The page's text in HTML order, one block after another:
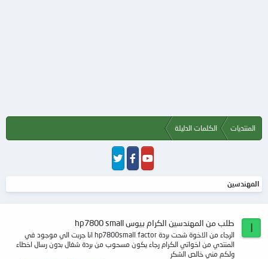
المنتديات الكلمات الدليلة
المهندسين
ا طلب من المهندسين الكرام بيوس hp7800 small
الرجاء من الاخوة شحت بردة hp7800small factor انا جربت الي موجود في
المنتدي من اخواتي الكرام رجاء يكون مسحوب من بردة شغال بدون رسال اخطاء
ولكم مني خالص الشكر